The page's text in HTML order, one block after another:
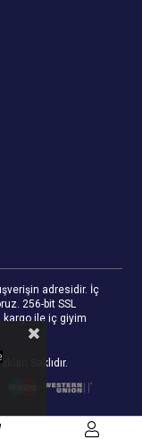
adresidir. İç
256-bit SSL
kargo ile iç giyim
Saklıdır.